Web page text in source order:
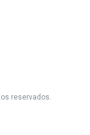
reservados.